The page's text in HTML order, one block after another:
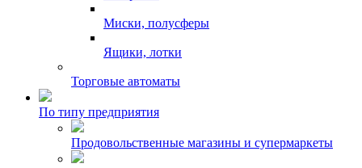
Миски, полусферы
Ящики, лотки
Торговые автоматы
По типу предприятия
Продовольственные магазины и супермаркеты